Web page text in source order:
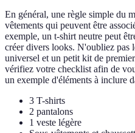
En général, une règle simple du
vêtements qui peuvent être
exemple, un t-shirt neutre peut
créer divers looks. N'oubliez pas
universel et un petit kit de
vérifiez votre checklist afin de
un exemple d'éléments à inclure
3 T-shirts
2 pantalons
1 veste légère